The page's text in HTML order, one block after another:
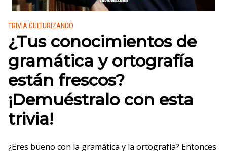
Publicado en:
TRIVIA CULTURIZANDO
¿Tus conocimientos de
gramática y ortografía
están frescos?
¡Demuéstralo con esta
trivia!
¿Eres bueno con la gramática y la ortografía? Entonces